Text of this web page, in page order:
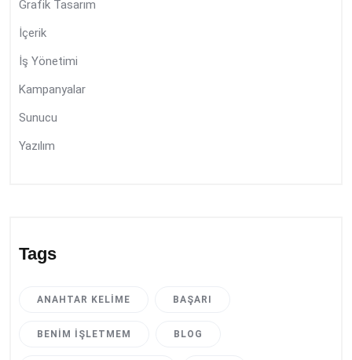
Grafik Tasarım
İçerik
İş Yönetimi
Kampanyalar
Sunucu
Yazılım
Tags
ANAHTAR KELIME BAŞARI
BENIM İŞLETMEM BLOG